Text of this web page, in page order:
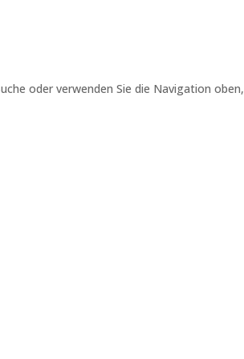
oder verwenden Sie die Navigation oben,